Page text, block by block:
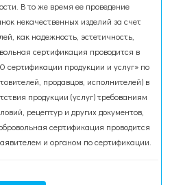
В то же время ее проведение
некачественных изделий за счет
как надежность, эстетичность,
сертификация проводится в
сертификации продукции и услуг» по
продавцов, исполнителей) в
продукции (услуг) требованиям
рецептур и других документов,
сертификация проводится
и органом по сертификации.